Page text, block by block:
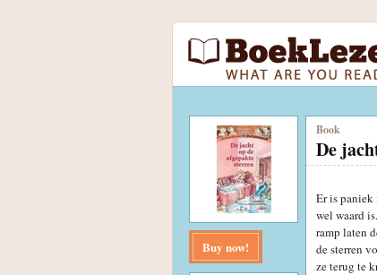
Buy now!
Book
De
Er is paniek
wel waard
ramp laten
de sterren
ze terug te